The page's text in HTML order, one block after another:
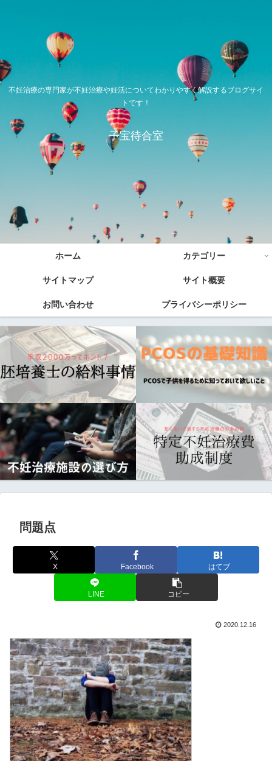
不妊治療の専門家が不妊治療や妊活についてわかりやすく解説するブログサイ
トです！
子宝待合室
ホーム カテゴリー
サイトマップ サイト概要
お問い合わせ プライバシーポリシー
問題点
X Facebook はてブ
LINE コピー
2020.12.16